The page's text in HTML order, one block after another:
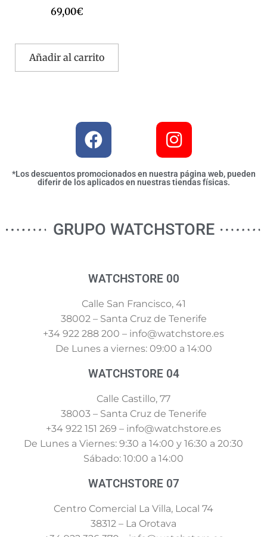
69,00€
Añadir al carrito
*Los descuentos promocionados en nuestra página web, pueden
diferir de los aplicados en nuestras tiendas físicas.
GRUPO WATCHSTORE
WATCHSTORE 00
Calle San Francisco, 41
38002 – Santa Cruz de Tenerife
+34 922 288 200 – info@watchstore.es
De Lunes a viernes: 09:00 a 14:00
WATCHSTORE 04
Calle Castillo, 77
38003 – Santa Cruz de Tenerife
+34 922 151 269 – info@watchstore.es
De Lunes a Viernes: 9:30 a 14:00 y 16:30 a 20:30
Sábado: 10:00 a 14:00
WATCHSTORE 07
Centro Comercial La Villa, Local 74
38312 – La Orotava